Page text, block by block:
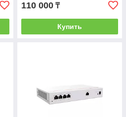
110 000 ₸
Купить